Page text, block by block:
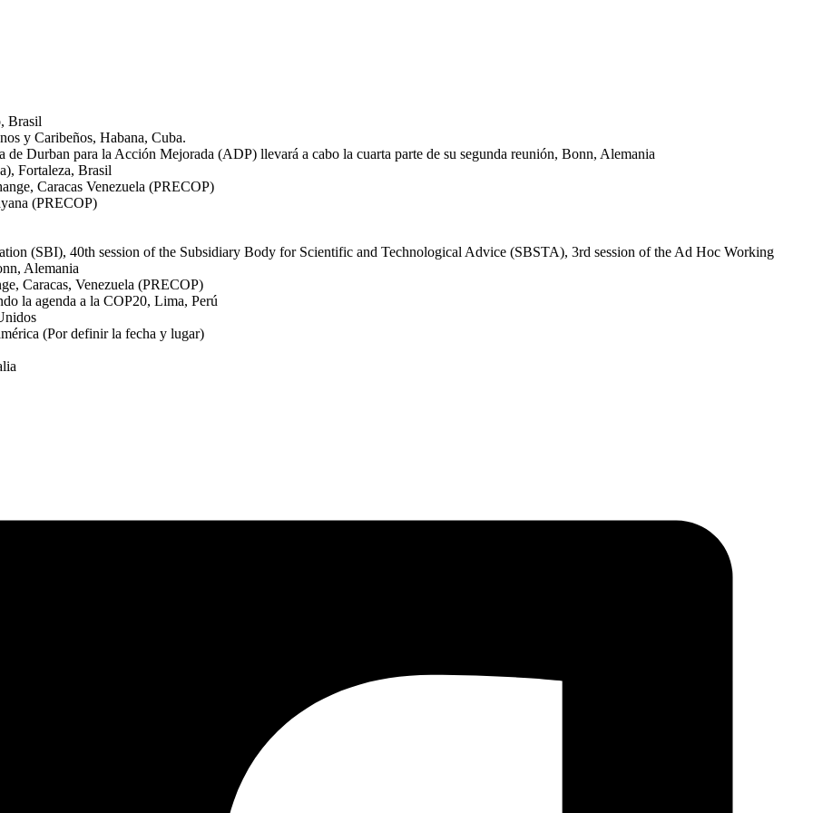
Brasil
y Caribeños, Habana, Cuba.
de Durban para la Acción Mejorada (ADP) llevará a cabo la cuarta parte de su segunda reunión, Bonn, Alemania
Fortaleza, Brasil
Caracas Venezuela (PRECOP)
(PRECOP)
(SBI), 40th session of the Subsidiary Body for Scientific and Technological Advice (SBSTA), 3rd session of the Ad Hoc Working
Alemania
Caracas, Venezuela (PRECOP)
la agenda a la COP20, Lima, Perú
(Por definir la fecha y lugar)